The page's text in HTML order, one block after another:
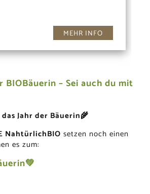
MEHR INFO
BIOBäuerin – Sei auch du mit
Jahr der Bäuerin🌾
NahtürlichBIO setzen noch einen
es zum: